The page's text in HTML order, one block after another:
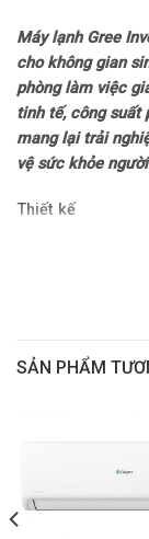
Chất liệu dàn tản
bằng Nhôm
Loại Gas: R-32
Mức tiêu thụ
Tiêu thụ điện: 1.17
Công nghệ làm
Máy lạnh Gree
cho không gian
phòng làm việc
tinh tế, công suất
mang lại trải
vệ sức khỏe
Thiết kế
– Dàn nóng của
lá tản nhiệt nhôm
SẢN PHẨM